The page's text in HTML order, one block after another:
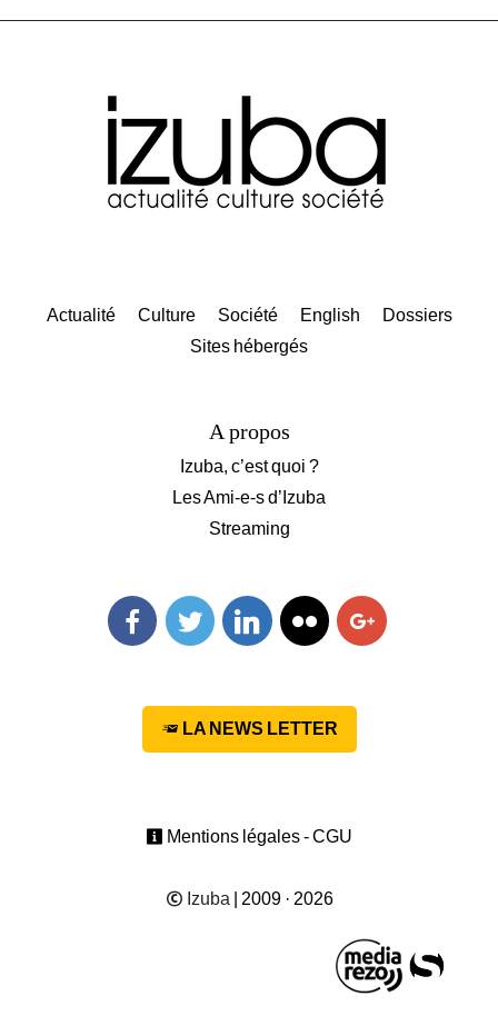
Actualité Culture Société English
Dossiers
Sites hébergés
A propos
Izuba, c’est quoi ?
Les Ami-e-s d’Izuba
Streaming
LA NEWS LETTER
Mentions légales - CGU
Izuba | 2009 · 2026